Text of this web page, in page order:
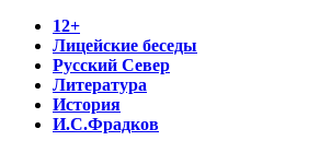
12+
Лицейские беседы
Русский Север
Литература
История
И.С.Фрадков